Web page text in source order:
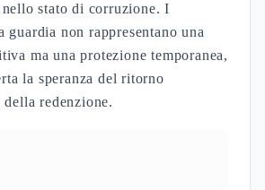
stato di corruzione. I
guardia non rappresentano una
ma una protezione temporanea,
la speranza del ritorno
redenzione.